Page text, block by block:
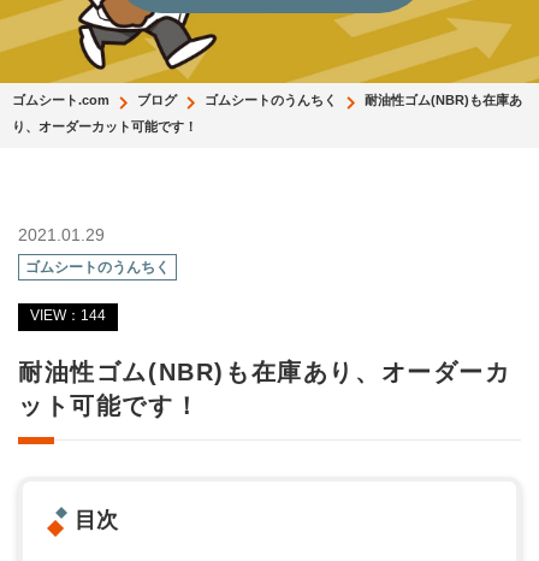
ゴムシート.com ブログ ゴムシートのうんちく
耐油性ゴム(NBR)も在庫あ
り、オーダーカット可能です！
2021.01.29
ゴムシートのうんちく
VIEW：144
耐油性ゴム(NBR)も在庫あり、オーダーカ
ット可能です！
目次